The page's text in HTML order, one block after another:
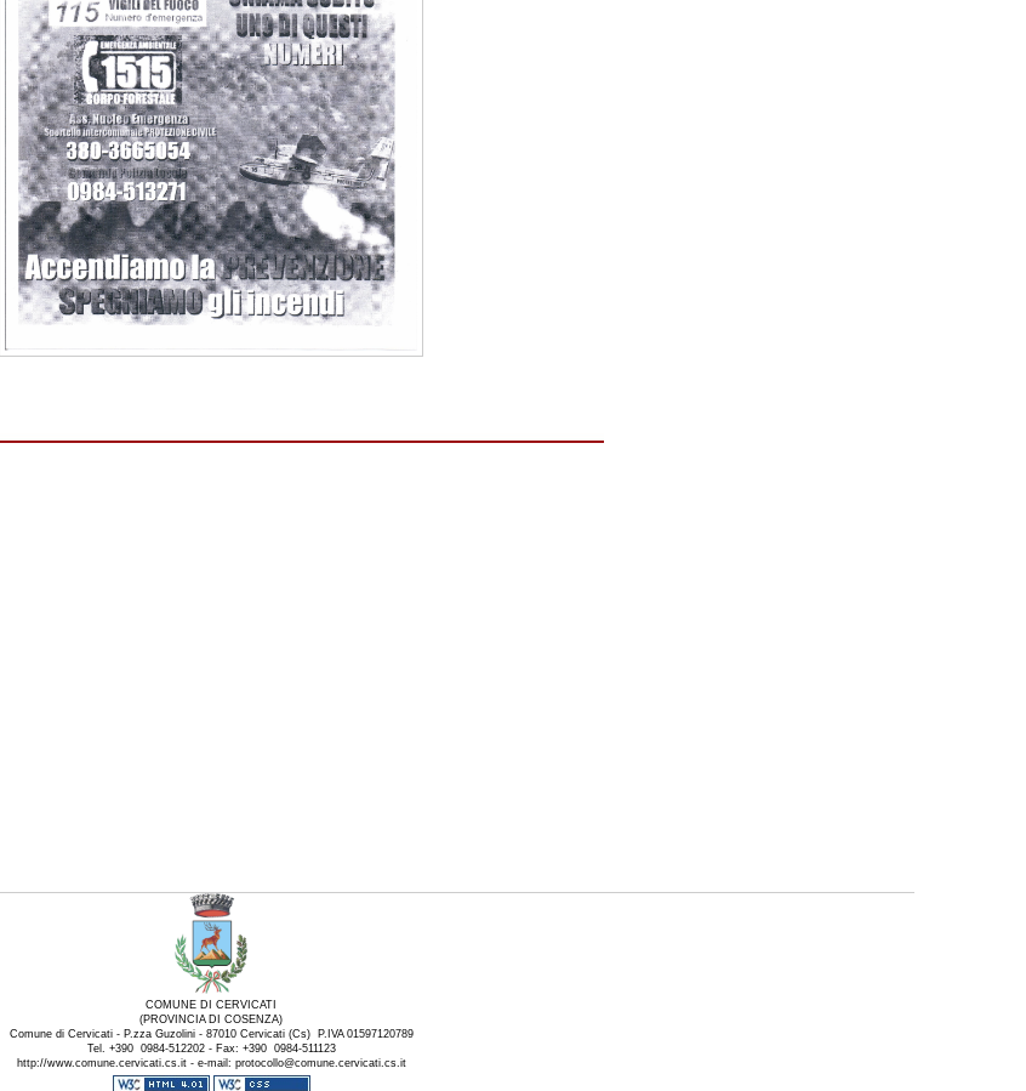
COMUNE DI CERVICATI
(PROVINCIA DI COSENZA)
Comune di Cervicati - P.zza Guzolini - 87010 Cervicati (Cs) P.IVA 01597120789
Tel. +390 0984-512202 - Fax: +390 0984-511123
http://www.comune.cervicati.cs.it - e-mail: protocollo@comune.cervicati.cs.it